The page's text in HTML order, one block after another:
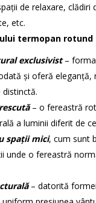
de relaxare, clădiri
etc.
termopan rotund
exclusivist –
și oferă eleganță,
distinctă.
– o fereastră
a luminii diferit de
spații mici, cum sunt
unde o fereastră
– datorită